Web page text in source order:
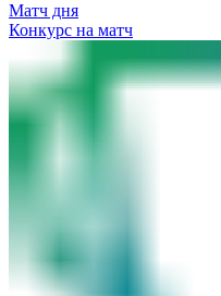
Матч дня
Конкурс на матч